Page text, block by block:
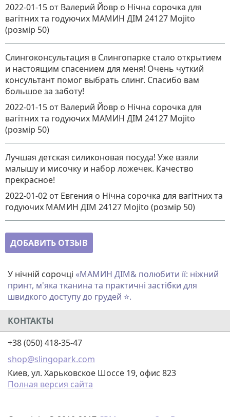
2022-01-15 от Валерий Йовр о Нічна сорочка для
вагітних та годуючих МАМИН ДІМ 24127 Mojito
(розмір 50)
Слингоконсультация в Слингопарке стало открытием
и настоящим спасением для меня! Очень чуткий
консультант помог выбрать слинг. Спасибо вам
большое за заботу!
2022-01-15 от Валерий Йовр о Нічна сорочка для
вагітних та годуючих МАМИН ДІМ 24127 Mojito
(розмір 50)
Лучшая детская силиконовая посуда! Уже взяли
малышу и мисочку и набор ложечек. Качество
прекрасное!
2022-01-02 от Евгения о Нічна сорочка для вагітних та
годуючих МАМИН ДІМ 24127 Mojito (розмір 50)
ДОБАВИТЬ ОТЗЫВ
У нічній сорочці «МАМИН ДІМ& полюбити її: ніжний
принт, м'яка тканина та практичні застібки для
швидкого доступу до грудей ⭐.
КОНТАКТЫ
+38 (050) 418-35-47
shop@slingopark.com
Киев, ул. Харьковское Шоссе 19, офис 823
Полная версия сайта